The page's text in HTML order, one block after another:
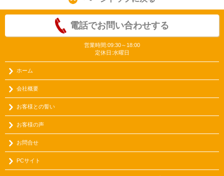
電話でお問い合わせする
営業時間:09:30～18:00
定休日:水曜日
ホーム
会社概要
お客様との誓い
お客様の声
お問合せ
PCサイト